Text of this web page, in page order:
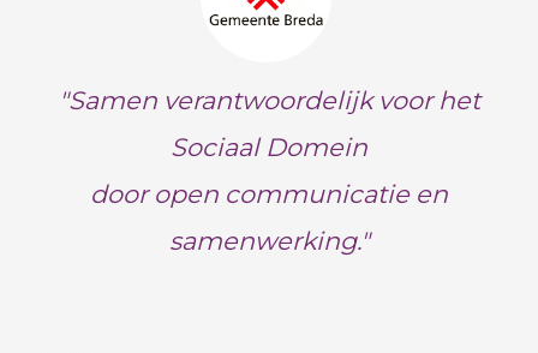
"Samen verantwoordelijk voor het
Sociaal Domein
door open communicatie en
samenwerking."